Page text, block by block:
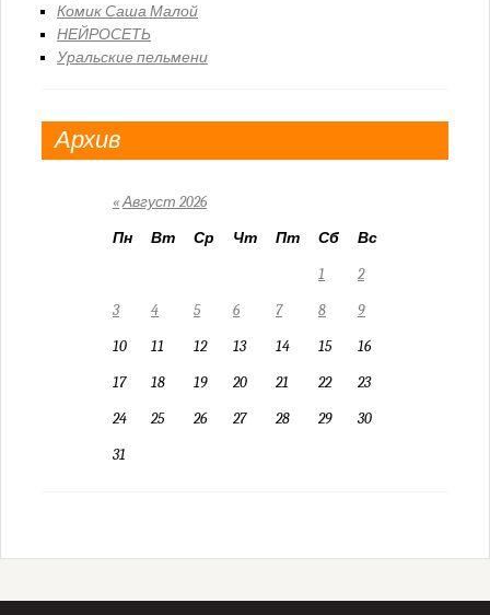
Комик Саша Малой
НЕЙРОСЕТЬ
Уральские пельмени
Архив
«Август 2026
Пн
Вт Ср Чт Пт Сб
Вс
1
2
3
4 5 6 7 8
9
10
11 12 13 14 15
16
17
18 19 20 21 22
23
24
25 26 27 28 29
30
31